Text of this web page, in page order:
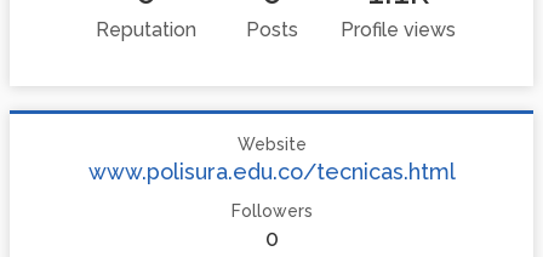
Reputation Posts Profile views
Website
www.polisura.edu.co/tecnicas.html
Followers
0